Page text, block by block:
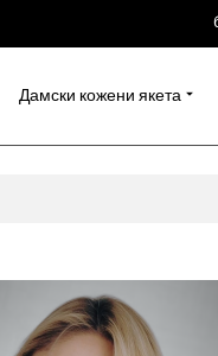
Дамски кожени якета